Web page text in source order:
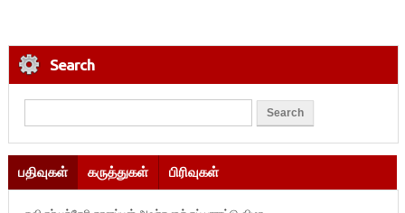
Search
பதிவுகள் கருத்துகள் பிரிவுகள்